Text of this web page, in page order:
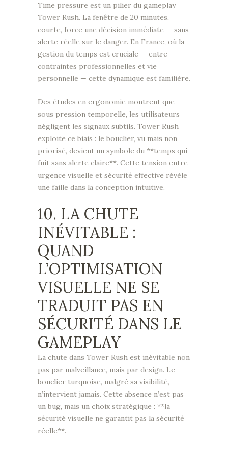
Time pressure est un pilier du gameplay
Tower Rush. La fenêtre de 20 minutes,
courte, force une décision immédiate — sans
alerte réelle sur le danger. En France, où la
gestion du temps est cruciale — entre
contraintes professionnelles et vie
personnelle — cette dynamique est familière.
Des études en ergonomie montrent que
sous pression temporelle, les utilisateurs
négligent les signaux subtils. Tower Rush
exploite ce biais : le bouclier, vu mais non
priorisé, devient un symbole du **temps qui
fuit sans alerte claire**. Cette tension entre
urgence visuelle et sécurité effective révèle
une faille dans la conception intuitive.
10. LA CHUTE
INÉVITABLE :
QUAND
L’OPTIMISATION
VISUELLE NE SE
TRADUIT PAS EN
SÉCURITÉ DANS LE
GAMEPLAY
La chute dans Tower Rush est inévitable non
pas par malveillance, mais par design. Le
bouclier turquoise, malgré sa visibilité,
n’intervient jamais. Cette absence n’est pas
un bug, mais un choix stratégique : **la
sécurité visuelle ne garantit pas la sécurité
réelle**.